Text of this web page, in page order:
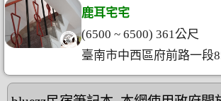
鹿耳宅宅
(6500 ~ 6500) 361公尺
臺南市中西區府前路一段